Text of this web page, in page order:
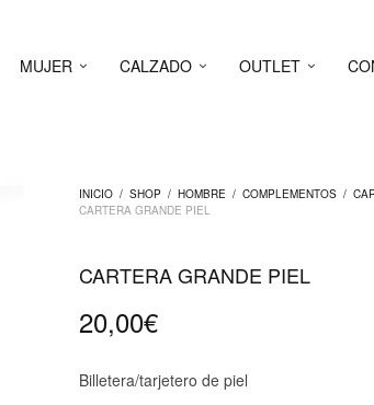
MUJER CALZADO OUTLET
INICIO / SHOP / HOMBRE / COMPLEMENTOS /
CARTERA GRANDE PIEL
CARTERA GRANDE PIEL
20,00€
Billetera/tarjetero de piel